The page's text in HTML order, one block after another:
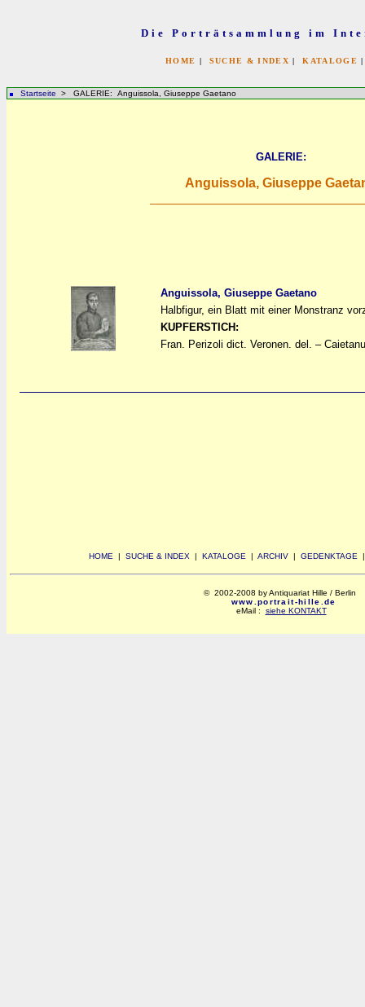
Die Porträtsammlung im
HOME | SUCHE & INDEX |KATALOGE
Startseite > GALERIE: Anguissola, Giuseppe Gaetano
GALERIE:
Anguissola, Giuseppe
Anguissola, Giuseppe Gaetano
Halbfigur, ein Blatt mit einer Monstranz
KUPFERSTICH:
Fran. Perizoli dict. Veronen. del. –
HOME | SUCHE & INDEX | KATALOGE | ARCHIV | GEDENKTAGE
© 2002-2008 by Antiquariat Hille / Berlin
www.portrait-hille.de
eMail : siehe KONTAKT